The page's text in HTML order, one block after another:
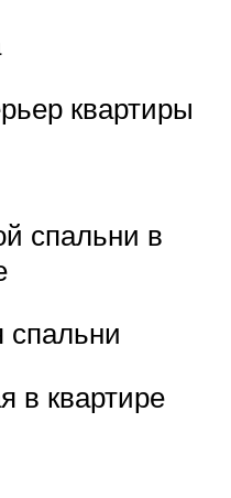
квартиры
спальни в
спальни
в квартире